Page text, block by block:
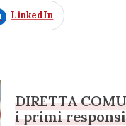
LinkedIn
DIRETTA
i primi responsi